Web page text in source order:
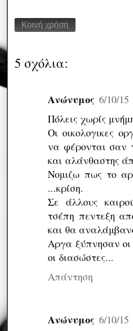
Κοινή χρήση
5 σχόλια:
Ανώνυμος 6/10/15
Πόλεις χωρίς
Οι οικολογικες
να φέρονται σαν
και αλάνθαστης
Νομιζω πως το
...κρίση.
Σε άλλους
τσέπη πεντεξη
και θα
Αργα ξύπνησαν οι
οι διασώστες...
Απάντηση
Ανώνυμος 6/10/15